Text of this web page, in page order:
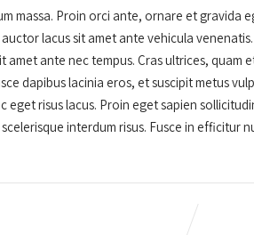
massa. Proin orci ante, ornare et gravida
lacus sit amet ante vehicula
amet ante nec tempus. Cras ultrices,
dapibus lacinia eros, et suscipit metus
eget risus lacus. Proin eget sapien
interdum risus. Fusce in efficitur